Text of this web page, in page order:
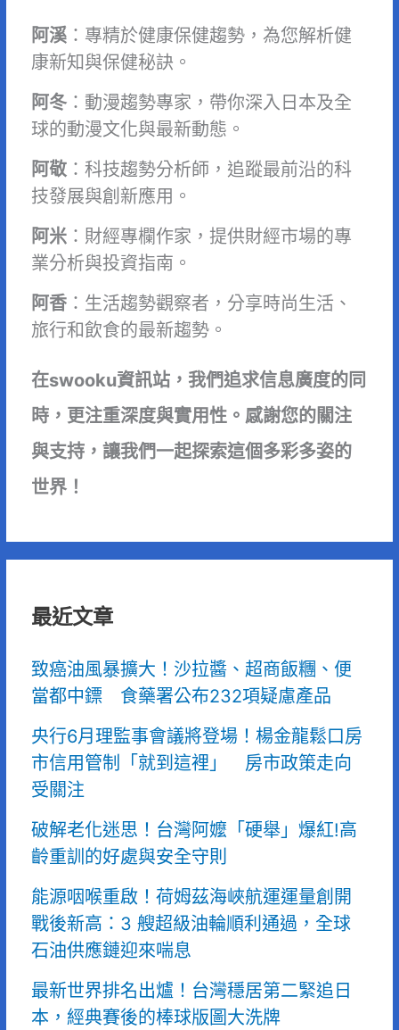
阿溪：專精於健康保健趨勢，為您解析健
康新知與保健秘訣。
阿冬：動漫趨勢專家，帶你深入日本及全
球的動漫文化與最新動態。
阿敬：科技趨勢分析師，追蹤最前沿的科
技發展與創新應用。
阿米：財經專欄作家，提供財經市場的專
業分析與投資指南。
阿香：生活趨勢觀察者，分享時尚生活、
旅行和飲食的最新趨勢。
在swooku資訊站，我們追求信息廣度的同
時，更注重深度與實用性。感謝您的關注
與支持，讓我們一起探索這個多彩多姿的
世界！
最近文章
致癌油風暴擴大！沙拉醬、超商飯糰、便
當都中鏢 食藥署公布232項疑慮產品
央行6月理監事會議將登場！楊金龍鬆口房
市信用管制「就到這裡」 房市政策走向
受關注
破解老化迷思！台灣阿嬤「硬舉」爆紅!高
齡重訓的好處與安全守則
能源咽喉重啟！荷姆茲海峽航運運量創開
戰後新高：3 艘超級油輪順利通過，全球
石油供應鏈迎來喘息
最新世界排名出爐！台灣穩居第二緊追日
本，經典賽後的棒球版圖大洗牌